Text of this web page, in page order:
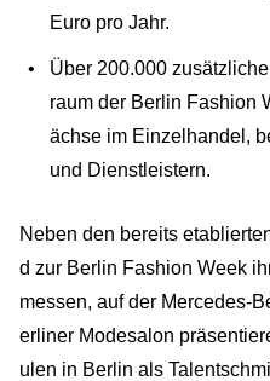
Euro pro Jahr.
Über 200.000
raum der Berlin Fashion
ächse im Einzelhandel,
und Dienstleistern.
Neben den bereits
d zur Berlin Fashion Week
messen, auf der Mercedes-
erliner Modesalon
ulen in Berlin als